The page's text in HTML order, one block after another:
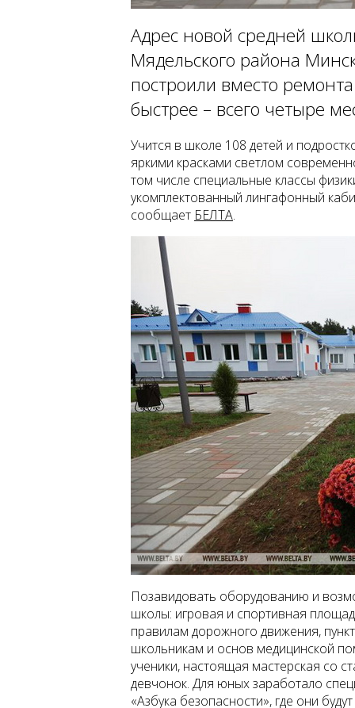
Адрес новой средней
Мядельского района
построили вместо
быстрее – всего четыре
Учится в школе 108 детей и
яркими красками светлом
том числе специальные классы
укомплектованный лингафонный
сообщает БЕЛТА.
Позавидовать оборудованию и
школы: игровая и спортивная
правилам дорожного движения,
школьникам и основ медицинской
ученики, настоящая мастерская со
девчонок. Для юных заработало
«Азбука безопасности», где они